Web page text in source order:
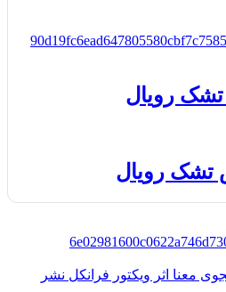
تشک رویال
تشک رویال